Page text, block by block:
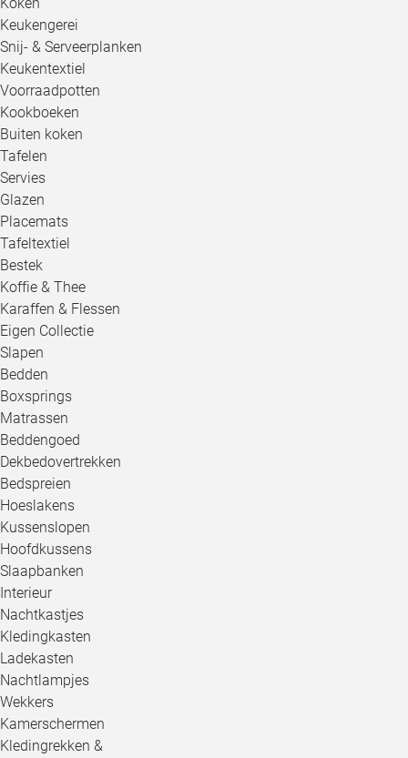
Keukengerei
Snij- & Serveerplanken
Keukentextiel
Voorraadpotten
Kookboeken
Buiten koken
Tafelen
Servies
Glazen
Placemats
Tafeltextiel
Bestek
Koffie & Thee
Karaffen & Flessen
Eigen Collectie
Slapen
Bedden
Boxsprings
Matrassen
Beddengoed
Dekbedovertrekken
Bedspreien
Hoeslakens
Kussenslopen
Hoofdkussens
Slaapbanken
Interieur
Nachtkastjes
Kledingkasten
Ladekasten
Nachtlampjes
Wekkers
Kamerschermen
Kledingrekken &